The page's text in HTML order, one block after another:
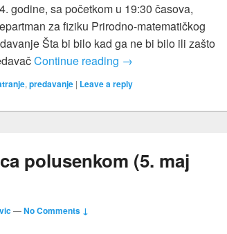
godine, sa početkom u 19:30 časova,
za fiziku Prirodno-matematičkog
Šta bi bilo kad ga ne bi bilo ili zašto
Continue reading Predavanje o
→
, predavanje | Leave a reply
polusenkom (5. maj
—No Comments ↓